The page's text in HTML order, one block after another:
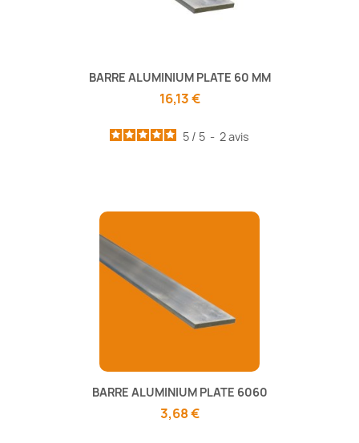
BARRE ALUMINIUM PLATE 60 MM
16,13 €
5 / 5 - 2avis
BARRE ALUMINIUM PLATE 6060
3,68 €